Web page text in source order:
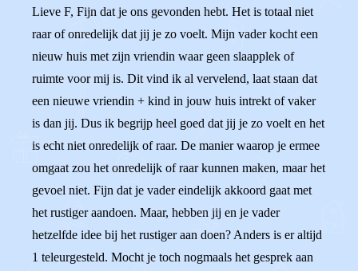
Lieve F, Fijn dat je ons gevonden hebt. Het is totaal niet
raar of onredelijk dat jij je zo voelt. Mijn vader kocht een
nieuw huis met zijn vriendin waar geen slaapplek of
ruimte voor mij is. Dit vind ik al vervelend, laat staan dat
een nieuwe vriendin + kind in jouw huis intrekt of vaker
is dan jij. Dus ik begrijp heel goed dat jij je zo voelt en het
is echt niet onredelijk of raar. De manier waarop je ermee
omgaat zou het onredelijk of raar kunnen maken, maar het
gevoel niet. Fijn dat je vader eindelijk akkoord gaat met
het rustiger aandoen. Maar, hebben jij en je vader
hetzelfde idee bij het rustiger aan doen? Anders is er altijd
1 teleurgesteld. Mocht je toch nogmaals het gesprek aan